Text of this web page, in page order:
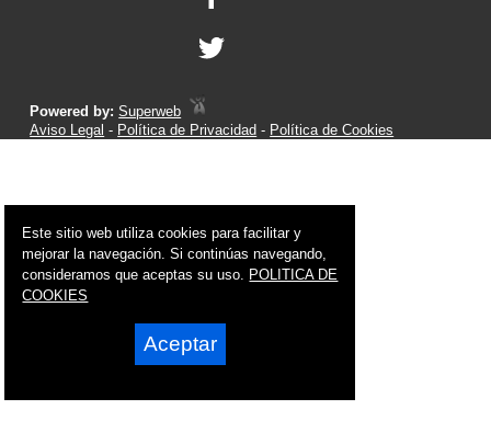
Powered by:Superweb
Aviso Legal - Política de Privacidad - Política de Cookies
Este sitio web utiliza cookies para facilitar y
mejorar la navegación. Si continúas navegando,
consideramos que aceptas su uso. POLITICA DE
COOKIES
Aceptar